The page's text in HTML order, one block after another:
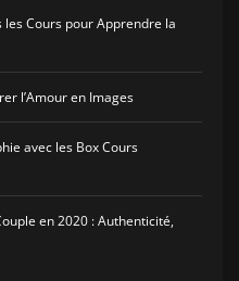
Cours pour Apprendre la
l’Amour en Images
avec les Box Cours
en 2020 : Authenticité,